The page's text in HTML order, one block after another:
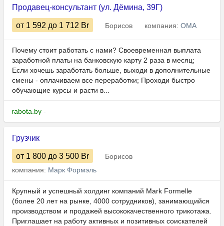
Продавец-консультант (ул. Дёмина, 39Г)
от 1 592 до 1 712 Br Борисов компания: ОМА
Почему стоит работать с нами? Своевременная выплата
заработной платы на банковскую карту 2 раза в месяц;
Если хочешь заработать больше, выходи в дополнительные
смены - оплачиваем все переработки; Проходи быстро
обучающие курсы и расти в...
rabota.by -
Грузчик
от 1 800 до 3 500 Br
Борисов
компания: Марк Формэль
Крупный и успешный холдинг компаний Mark Formelle
(более 20 лет на рынке, 4000 сотрудников), занимающийся
производством и продажей высококачественного трикотажа.
Приглашает на работу активных и позитивных соискателей